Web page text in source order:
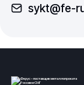
sykt@fe-